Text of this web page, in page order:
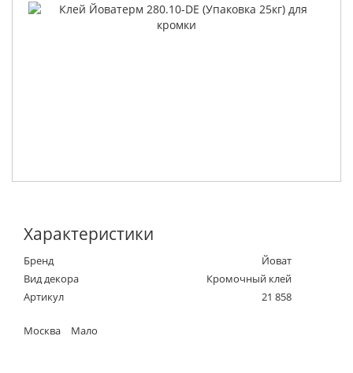
Характеристики
Бренд
Йоват
Вид декора
Кромочный клей
Артикул
21 858
Москва Мало